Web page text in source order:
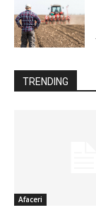
TRENDING
Afaceri